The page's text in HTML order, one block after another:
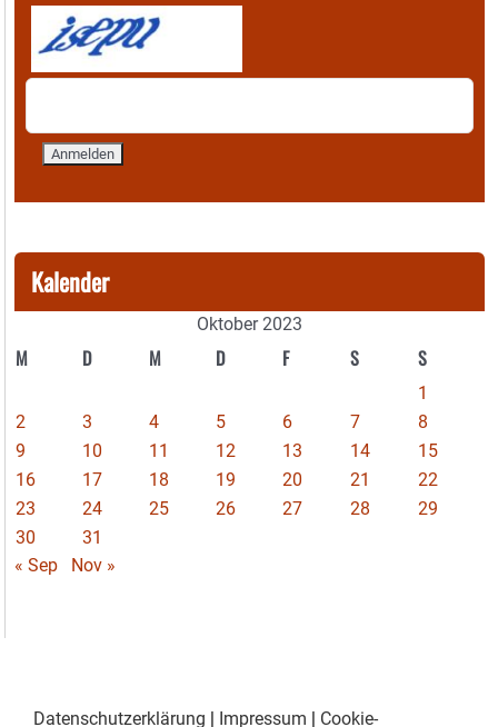
Kalender
Oktober 2023
M D M D F S S
1
2
3 4 5 6 7
8
9
10 11 12 13 14
15
16
17 18 19 20 21
22
23
24 25 26 27 28
29
30
31
« Sep
Nov »
Datenschutzerklärung Impressum Cookie-